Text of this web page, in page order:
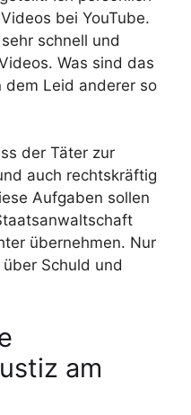
bei YouTube.
schnell und
Was sind das
dem Leid anderer so
der Täter zur
auch rechtskräftig
Aufgaben sollen
übernehmen. Nur
Schuld und
am